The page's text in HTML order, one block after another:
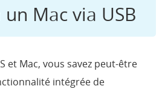
Mac via USB
et Mac, vous savez peut-être
intégrée de